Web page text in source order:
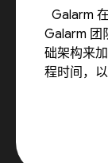
Galarm
Galarm 团
础架构来
程时间，